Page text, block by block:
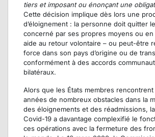
tiers et imposant ou énonçant une
Cette décision implique dès lors une
d’éloignement : la personne doit quitter
concerné par ses propres moyens ou en
aide au retour volontaire – ou peut-être
force dans son pays d’origine ou de
conformément à des accords
bilatéraux.
Alors que les États membres
années de nombreux obstacles dans la
des éloignements et des réadmissions,
Covid-19 a davantage complexifié le
ces opérations avec la fermeture des